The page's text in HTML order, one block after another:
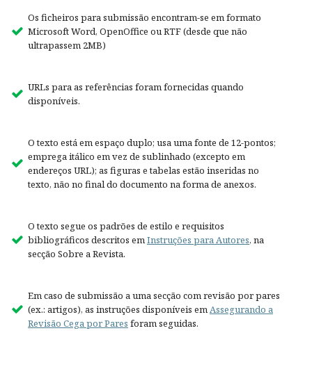
Os ficheiros para submissão encontram-se em formato
Microsoft Word, OpenOffice ou RTF (desde que não
ultrapassem 2MB)
URLs para as referências foram fornecidas quando
disponíveis.
O texto está em espaço duplo; usa uma fonte de 12-pontos;
emprega itálico em vez de sublinhado (excepto em
endereços URL); as figuras e tabelas estão inseridas no
texto, não no final do documento na forma de anexos.
O texto segue os padrões de estilo e requisitos
bibliográficos descritos emInstruções para Autores, na
secção Sobre a Revista.
Em caso de submissão a uma secção com revisão por pares
(ex.: artigos), as instruções disponíveis emAssegurando a
Revisão Cega por Pares foram seguidas.